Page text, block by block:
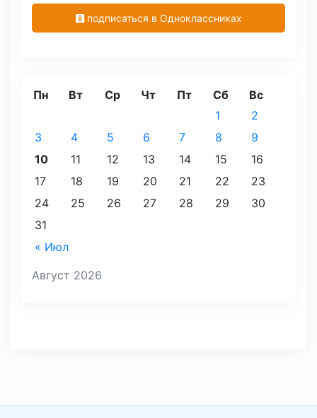
подписаться в Одноклассниках
Август 2026
Пн Вт Ср Чт Пт Сб Вс
« Июл
1
2
3
4 5 6 7 8
9
10
11 12 13 14 15
16
17
18 19 20 21 22
23
24
25 26 27 28 29
30
31